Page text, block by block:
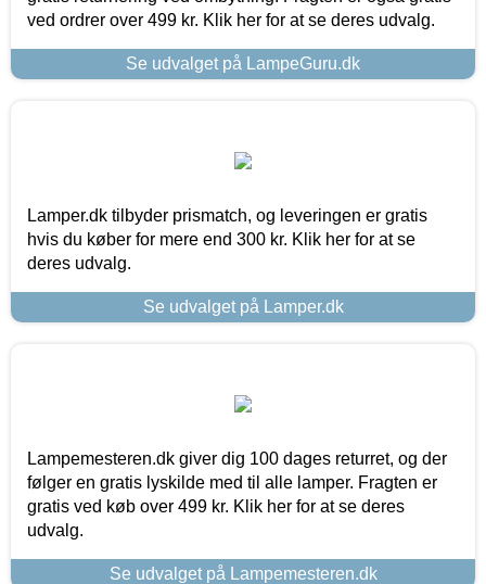
ved ordrer over 499 kr. Klik her for at se deres udvalg.
Se udvalget på LampeGuru.dk
Lamper.dk tilbyder prismatch, og leveringen er gratis
hvis du køber for mere end 300 kr. Klik her for at se
deres udvalg.
Se udvalget på Lamper.dk
Lampemesteren.dk giver dig 100 dages returret, og der
følger en gratis lyskilde med til alle lamper. Fragten er
gratis ved køb over 499 kr. Klik her for at se deres
udvalg.
Se udvalget på Lampemesteren.dk